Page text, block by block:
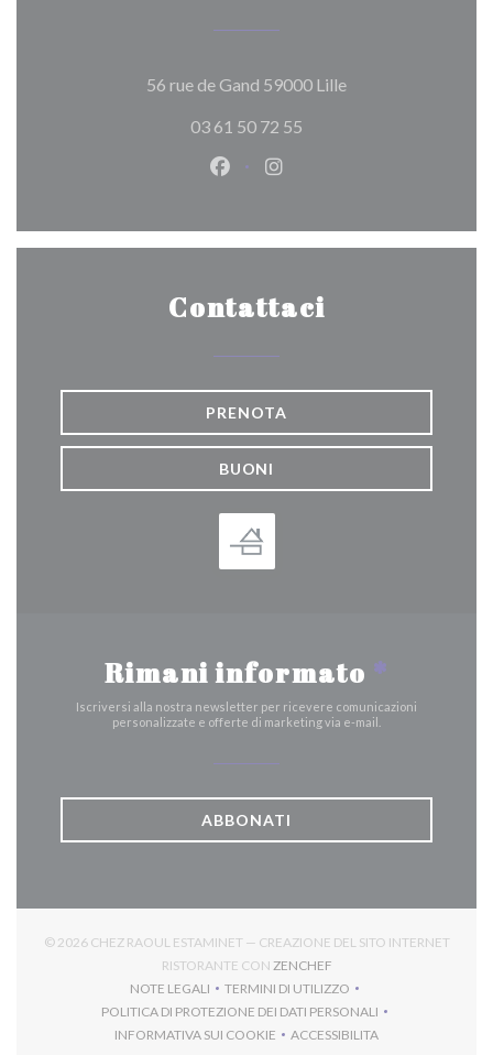
56 rue de Gand 59000 Lille((apre una nuova
03 61 50 72 55
Facebook ((apre una nuova
Instagram ((apre una
Contattaci
PRENOTA
BUONI
Rimani informato *
Iscriversi alla nostra newsletter per ricevere comunicazioni
personalizzate e offerte di marketing via e-mail.
ABBONATI
© 2026 CHEZ RAOUL ESTAMINET — CREAZIONE DEL SITO INTERNET
RISTORANTE CON ZENCHEF((APRE UNA NUOVA
NOTE LEGALI
((APRE UNA NUOVA FINESTRA))
TERMINI DI UTILIZZO
((APRE UNA NUOVA FINESTRA))
POLITICA DI PROTEZIONE DEI DATI PERSONALI
((APRE UNA NUOVA FINESTRA))
INFORMATIVA SUI COOKIE
((APRE UNA NUOVA FINESTRA))
ACCESSIBILITA
((APRE UNA NUOVA